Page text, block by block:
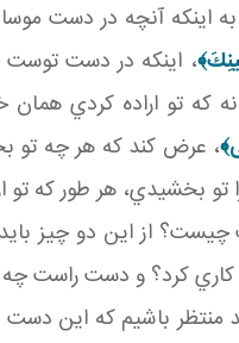
اينکه آنچه در دست
، اينکه در دست
که تو اراده کردي
، عرض کند که هر چه تو
تو بخشيدي، هر طور که تو
از اين دو چيز
کرد؟ و دست راست چه
باشيم که اين دست